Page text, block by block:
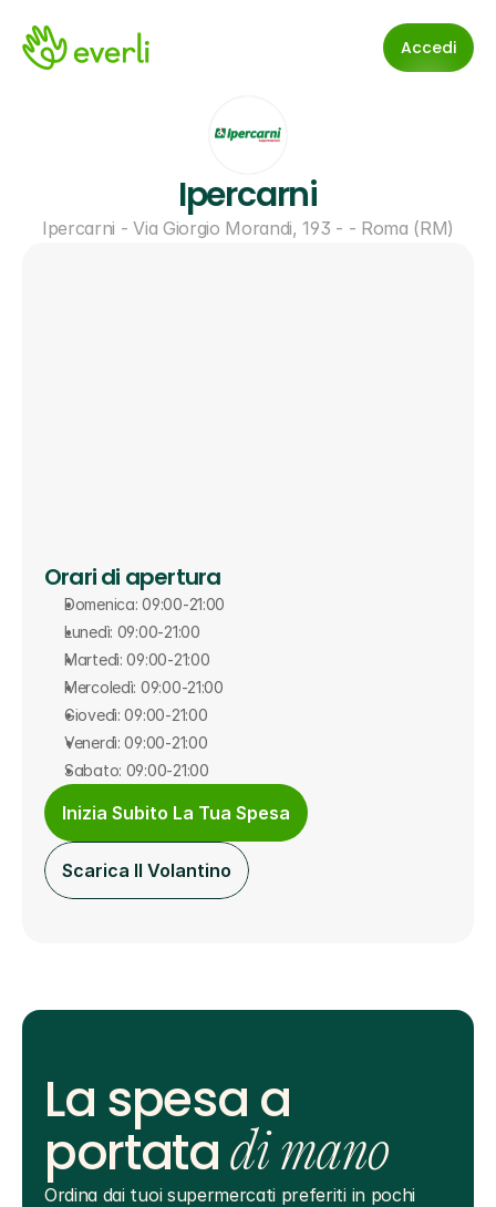
Accedi
Ipercarni
Ipercarni - Via Giorgio Morandi, 193 - - Roma (RM)
Orari di apertura
Domenica: 09:00-21:00
Lunedì: 09:00-21:00
Martedì: 09:00-21:00
Mercoledì: 09:00-21:00
Giovedì: 09:00-21:00
Venerdì: 09:00-21:00
Sabato: 09:00-21:00
Inizia Subito La Tua Spesa
Scarica Il Volantino
La spesa a
portatadi mano
Ordina dai tuoi supermercati preferiti in pochi